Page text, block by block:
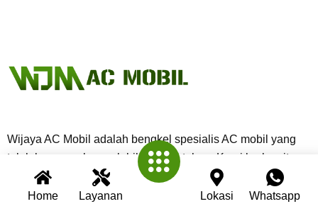
Home Layanan Lokasi Whatsapp
Wijaya AC Mobil adalah bengkel spesialis AC mobil yang
telah berpengalaman lebih dari 30 tahun. Kami berkomitmen
memberikan layanan terbaik dengan teknisi profesional,
peralatan modern, dan garansi untuk setiap pengerjaan.